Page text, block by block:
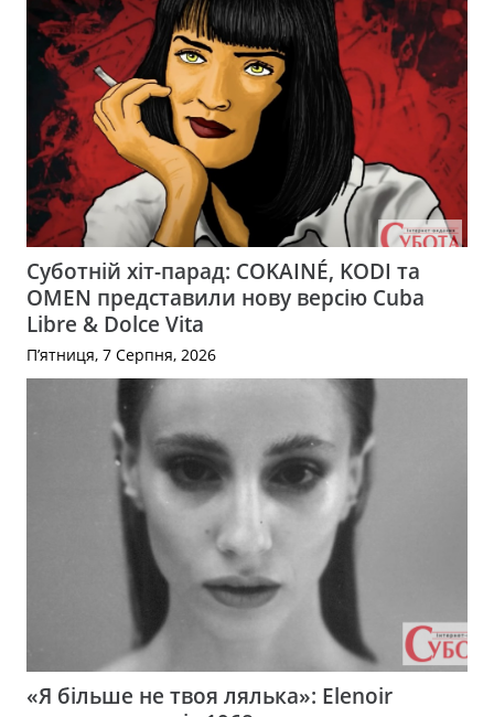
Суботній хіт-парад: COKAINÉ, KODI та
OMEN представили нову версію Cuba
Libre & Dolce Vita
П’ятниця, 7 Серпня, 2026
«Я більше не твоя лялька»: Elenoir